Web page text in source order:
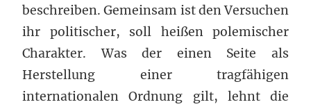
beschreiben. Gemeinsam ist den Versuchen
ihr politischer, soll heißen polemischer
Charakter. Was der einen Seite als
Herstellung einer tragfähigen
internationalen Ordnung gilt, lehnt die